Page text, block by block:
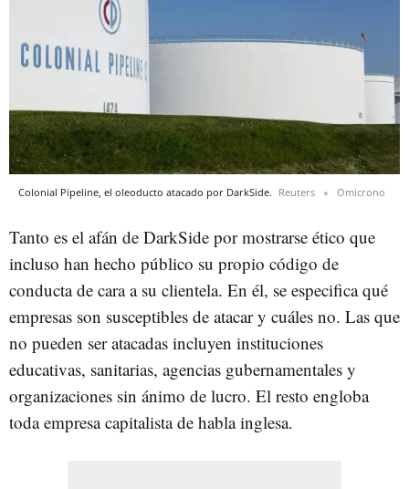
Colonial Pipeline, el oleoducto atacado por DarkSide. Reuters Omicrono
Tanto es el afán de DarkSide por mostrarse ético que
incluso han hecho público su propio código de
conducta de cara a su clientela. En él, se especifica qué
empresas son susceptibles de atacar y cuáles no. Las que
no pueden ser atacadas incluyen instituciones
educativas, sanitarias, agencias gubernamentales y
organizaciones sin ánimo de lucro. El resto engloba
toda empresa capitalista de habla inglesa.